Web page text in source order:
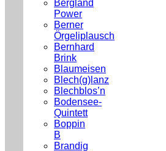
Bergland
Power
Berner
Örgeliplausch
Bernhard
Brink
Blaumeisen
Blech(g)lanz
Blechblos’n
Bodensee-
Quintett
Boppin
B
Brandig